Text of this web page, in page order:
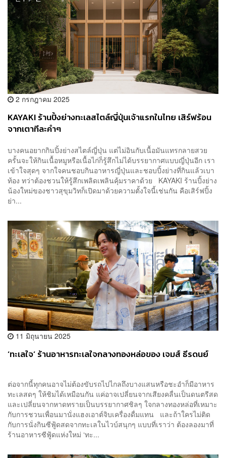
2 กรกฎาคม 2025
KAYAKI ร้านปิ้งย่างทะเลสไตล์ญี่ปุ่นเจ้าแรกในไทย เสิร์ฟร้อน
จากเตาทีละคำๆ
บางคนอยากกินปิ้งย่างสไตล์ญี่ปุ่น แต่ไม่อินกับเนื้อมันแทรกลายสวย
ครั้นจะให้กินเนื้อหมูหรือเนื้อไก่ก็รู้สึกไม่ได้บรรยากาศแบบญี่ปุ่นอีก เรา
เข้าใจสุดๆ จากใจคนชอบกินอาหารญี่ปุ่นและชอบปิ้งย่างที่กินแล้วเบา
ท้อง ทว่าต้องชวนให้รู้สึกเพลิดเพลินคุ้มราคาด้วย KAYAKI ร้านปิ้งย่าง
น้องใหม่ของชาวสุขุมวิทก็เปิดมาด้วยความตั้งใจนี้เช่นกัน คือเสิร์ฟปิ้ง
ย่า...
11 มิถุนายน 2025
‘ทะเลใจ’ ร้านอาหารทะเลใจกลางทองหล่อของ เจมส์ ธีรดนย์
ต่อจากนี้ทุกคนอาจไม่ต้องขับรถไปไกลถึงบางแสนหรือชะอำก็มีอาหาร
ทะเลสดๆ ให้ชิมได้เหมือนกัน แค่อาจเปลี่ยนจากเสียงคลื่นเป็นดนตรีสด
และเปลี่ยนจากหาดทรายเป็นบรรยากาศชิลๆ ใจกลางทองหล่อที่เหมาะ
กับการชวนเพื่อนมานั่งแฮงเอาต์จิบเครื่องดื่มแทน และถ้าใครไม่ติด
กับการนั่งกินซีฟู้ดสดจากทะเลในไวบ์สนุกๆ แบบที่เราว่า ต้องลองมาที่
ร้านอาหารซีฟู้ดแห่งใหม่ ‘ทะ...